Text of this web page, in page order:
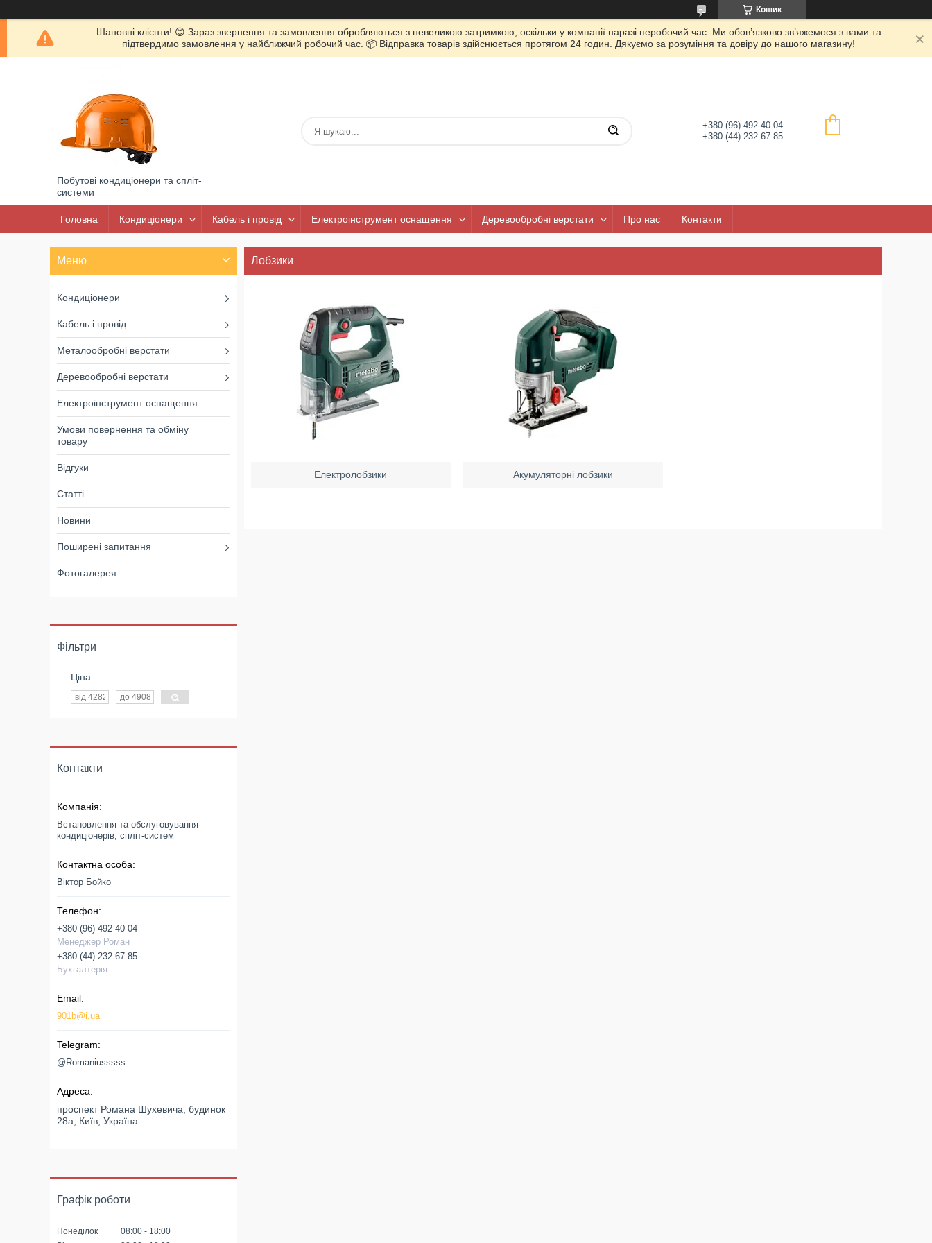
Кошик
Шановні клієнти! 😊 Зараз звернення та замовлення обробляються з невеликою затримкою, оскільки у компанії наразі неробочий час. Ми обов’язково зв’яжемося з вами та
підтвердимо замовлення у найближчий робочий час. 📦 Відправка товарів здійснюється протягом 24 годин. Дякуємо за розуміння та довіру до нашого магазину!
Побутові кондиціонери та спліт-
системи
+380 (96) 492-40-04
+380 (44) 232-67-85
Головна Кондиціонери Кабель і провід Електроінструмент оснащення Деревообробні верстати Про нас Контакти
Лобзики
Електролобзики Акумуляторні лобзики
Кондиціонери
Кабель і провід
Металообробні верстати
Деревообробні верстати
Електроінструмент оснащення
Умови повернення та обміну
товару
Відгуки
Статті
Новини
Поширені запитання
Фотогалерея
Фільтри
Ціна
Контакти
Встановлення та обслуговування
кондиціонерів, спліт-систем
Віктор Бойко
+380 (96) 492-40-04
Менеджер Роман
+380 (44) 232-67-85
Бухгалтерія
901b@i.ua
@Romaniusssss
проспект Романа Шухевича, будинок
28а, Київ, Україна
Графік роботи
Понеділок 08:00
18:00